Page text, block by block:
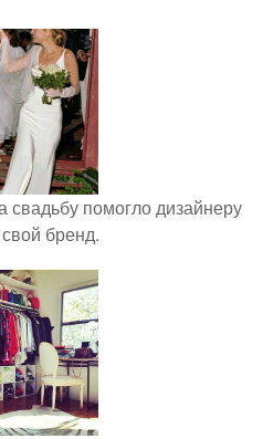
свадьбу помогло дизайнеру
бренд.